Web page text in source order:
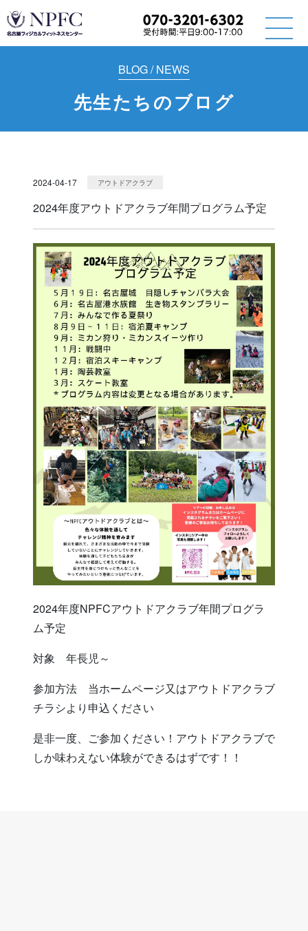
BLOG / NEWS
先生たちのブログ
2024-04-17 アウトドアクラブ
2024年度アウトドアクラブ年間プログラム予定
2024年度NPFCアウトドアクラブ年間プログラ
ム予定
対象 年長児～
参加方法 当ホームページ又はアウトドアクラブ
チラシより申込ください
是非一度、ご参加ください！アウトドアクラブで
しか味わえない体験ができるはずです！！